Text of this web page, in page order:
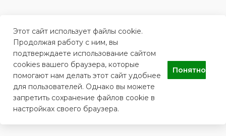
Жукова, 4/1
ufa.p43@doctorrb.ru
ГБУЗ РБ Поликлиника №43 г. Уфа
Этот сайт использует файлы cookie.
Продолжая работу с ним, вы
подтверждаете использование сайтом
cookies вашего браузера, которые
помогают нам делать этот сайт удобнее
для пользователей. Однако вы можете
запретить сохранение файлов cookie в
настройках своего браузера.
Понятно